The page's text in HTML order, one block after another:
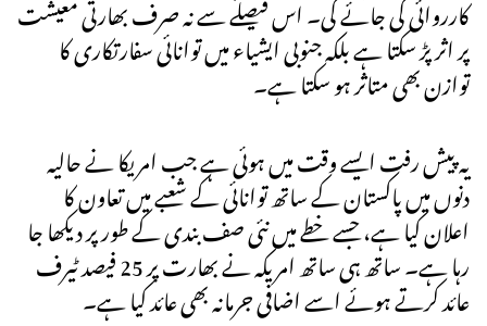
کارروائی کی جائے گی۔ اس فیصلے سے نہ صرف بھارتی معیشت
پر اثر پڑ سکتا ہے بلکہ جنوبی ایشیاء میں توانائی سفارتکاری کا
توازن بھی متاثر ہو سکتا ہے۔
یہ پیش رفت ایسے وقت میں ہوئی ہے جب امریکا نے حالیہ
دنوں میں پاکستان کے ساتھ توانائی کے شعبے میں تعاون کا
اعلان کیا ہے، جسے خطے میں نئی صف بندی کے طور پر دیکھا جا
رہا ہے۔ ساتھ ہی ساتھ امریکہ نے بھارت پر 25 فیصد ٹیرف
عائد کرتے ہوئے اسے اضافی جرمانہ بھی عائد کیا ہے۔